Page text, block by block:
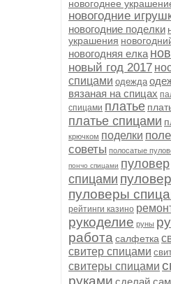
новогоднее
новогодние
новогодние поделки
украшения
новогодняя елка
новый год 2017
спицами одежда
вязаная на спицах
спицами платье
платье спицами
крючком поделки
советы полосатые
пончо спицами пуловер
спицами
пуловеры
рейтинги казино
рукоделие руны
работа салфетка
свитер спицами
свитеры спицами
руками сделай сам